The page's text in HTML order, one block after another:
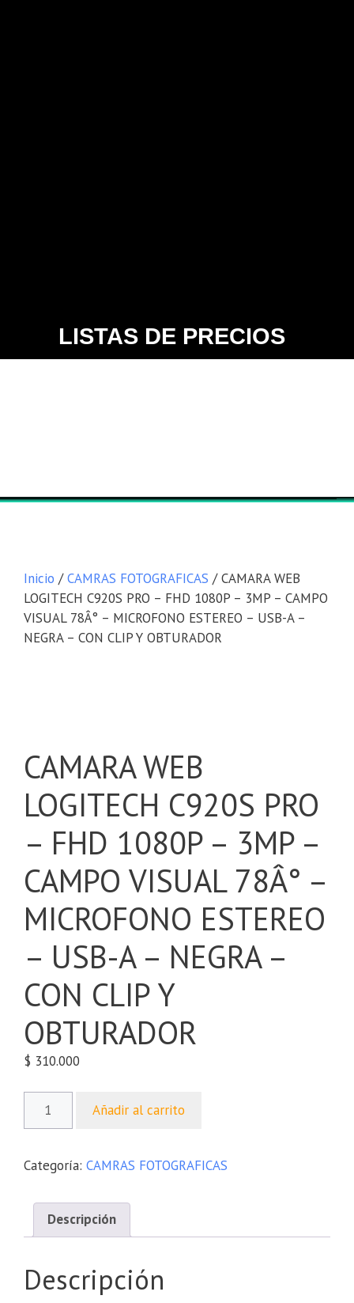
LISTAS DE PRECIOS
Inicio /CAMRAS FOTOGRAFICAS / CAMARA WEB
LOGITECH C920S PRO – FHD 1080P – 3MP – CAMPO
VISUAL 78Â° – MICROFONO ESTEREO – USB-A –
NEGRA – CON CLIP Y OBTURADOR
CAMARA WEB
LOGITECH C920S PRO
– FHD 1080P – 3MP –
CAMPO VISUAL 78Â° –
MICROFONO ESTEREO
– USB-A – NEGRA –
CON CLIP Y
OBTURADOR
$ 310.000
Añadir al carrito
Categoría: CAMRAS FOTOGRAFICAS
Descripción
Descripción